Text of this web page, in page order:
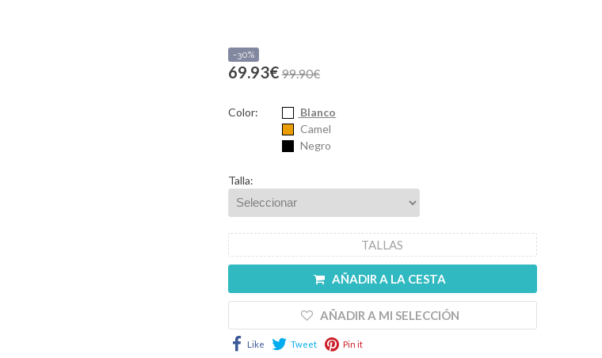
-30%
69.93€ 99.90€
Color:
Blanco
Camel
Negro
Talla:
TALLAS
AÑADIR A LA CESTA
AÑADIR A MI SELECCIÓN
Like Tweet Pin it